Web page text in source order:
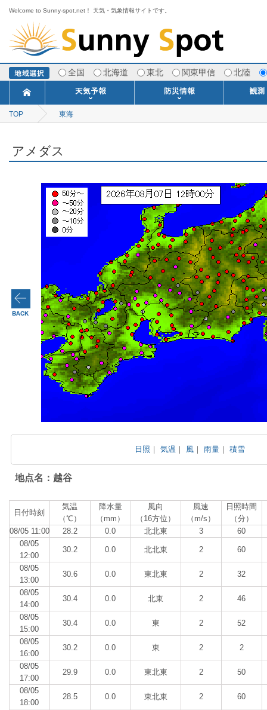
Welcome to Sunny-spot.net！ 天気・気象情報サイトです。
全国 北海道 東北 関東甲信 北陸
今日明日の天気
ポイント予報
週間天気予報
寒・暖候期予報
TOP 東海
アメダス
日照 ｜気温 ｜ 風 ｜雨量 ｜積雪
地点名：越谷
日付時刻
気温
（℃）
降水量
（mm）
風向
（16方位）
風速
（m/s）
日照時間
（分）
08/05 11:00
28.2 0.0 北北東 3
60
08/05
12:00
30.2 0.0 北北東 2 60
08/05
13:00
30.6 0.0 東北東 2 32
08/05
14:00
30.4 0.0 北東 2 46
08/05
15:00
30.4 0.0 東 2 52
08/05
16:00
30.2 0.0 東 2 2
08/05
17:00
29.9 0.0 東北東 2 50
08/05
18:00
28.5 0.0 東北東 2 60